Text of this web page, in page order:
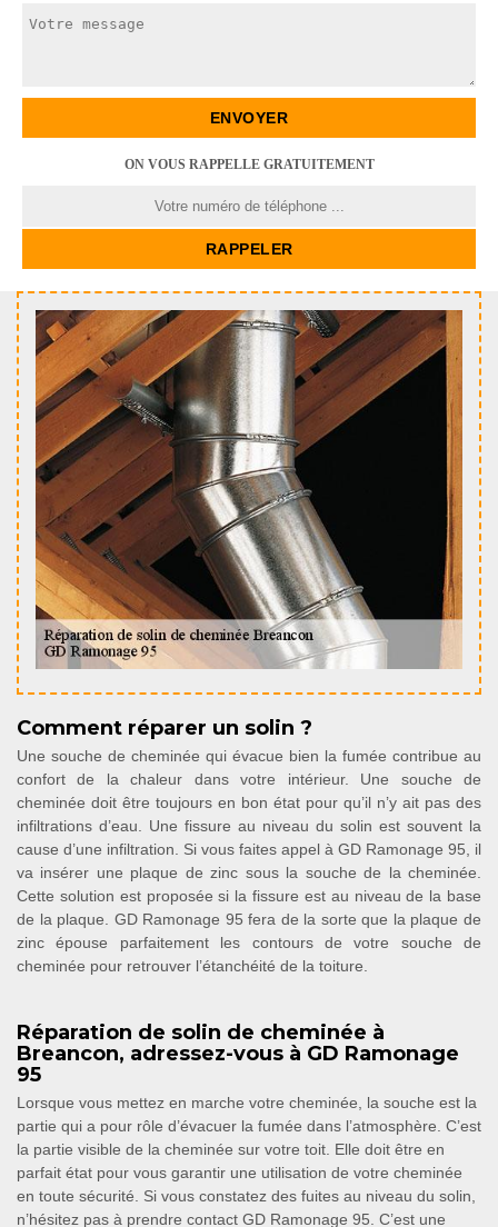
ON VOUS RAPPELLE GRATUITEMENT
Comment réparer un solin ?
Une souche de cheminée qui évacue bien la fumée contribue au
confort de la chaleur dans votre intérieur. Une souche de
cheminée doit être toujours en bon état pour qu’il n’y ait pas des
infiltrations d’eau. Une fissure au niveau du solin est souvent la
cause d’une infiltration. Si vous faites appel à GD Ramonage 95, il
va insérer une plaque de zinc sous la souche de la cheminée.
Cette solution est proposée si la fissure est au niveau de la base
de la plaque. GD Ramonage 95 fera de la sorte que la plaque de
zinc épouse parfaitement les contours de votre souche de
cheminée pour retrouver l’étanchéité de la toiture.
Réparation de solin de cheminée à
Breancon, adressez-vous à GD Ramonage
95
Lorsque vous mettez en marche votre cheminée, la souche est la
partie qui a pour rôle d’évacuer la fumée dans l’atmosphère. C’est
la partie visible de la cheminée sur votre toit. Elle doit être en
parfait état pour vous garantir une utilisation de votre cheminée
en toute sécurité. Si vous constatez des fuites au niveau du solin,
n’hésitez pas à prendre contact GD Ramonage 95. C’est une